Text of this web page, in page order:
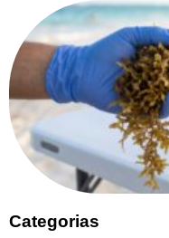
Categorias